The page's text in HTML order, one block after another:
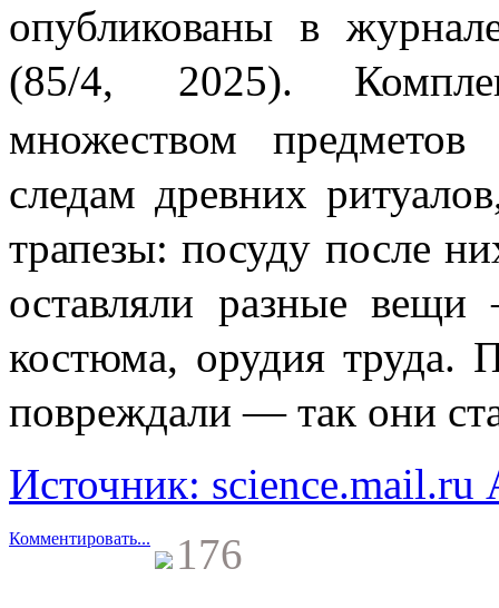
опубликованы в
(85/4, 2025).
множеством
следам древних
трапезы: посуду после
оставляли разные
костюма, орудия труда.
повреждали — так они
Источник: science.mail.ru
Комментировать... 176